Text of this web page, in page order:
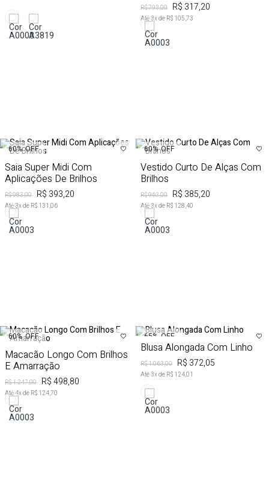
R$ 793,00 R$ 317,20
Até3x de R$ 105,73
60% OFF
Saia Super Midi Com
Aplicações De Brilhos
R$ 983,00 R$ 393,20
Até3x de R$ 131,06
60% OFF
Vestido Curto De Alças Com
Brilhos
R$ 963,00 R$ 385,20
Até3x de R$ 128,40
60% OFF
Macacão Longo Com Brilhos
E Amarração
R$ 1.247,00 R$ 498,80
Até4x de R$ 124,70
65% OFF
Blusa Alongada Com Linho
R$ 1.063,00 R$ 372,05
Até3x de R$ 124,01